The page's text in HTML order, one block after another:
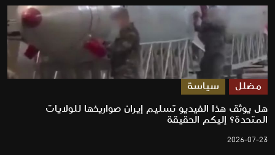
مضلل سياسة
هل يوثق هذا الفيديو تسليم إيران صواريخها للولايات
المتحدة؟ إليكم الحقيقة
2026-07-23